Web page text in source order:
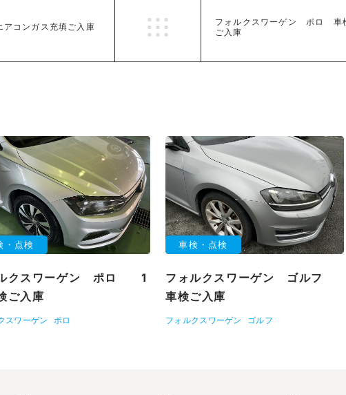
コンガス充填ご入庫
フォルクスワーゲン ポロ 車
ご入庫
・点検
クスワーゲン ポロ 1
ご入庫
スワーゲン ポロ
車検・点検
フォルクスワーゲン ゴルフ
車検ご入庫
フォルクスワーゲン ゴルフ